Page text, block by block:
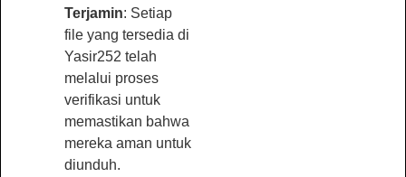
Terjamin: Setiap
file yang tersedia di
Yasir252 telah
melalui proses
verifikasi untuk
memastikan bahwa
mereka aman untuk
diunduh.